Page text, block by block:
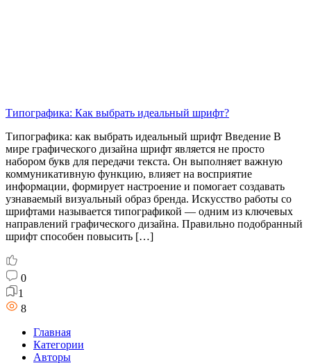
Типографика: Как выбрать идеальный шрифт?
Типографика: как выбрать идеальный шрифт Введение В
мире графического дизайна шрифт является не просто
набором букв для передачи текста. Он выполняет важную
коммуникативную функцию, влияет на восприятие
информации, формирует настроение и помогает создавать
узнаваемый визуальный образ бренда. Искусство работы со
шрифтами называется типографикой — одним из ключевых
направлений графического дизайна. Правильно подобранный
шрифт способен повысить […]
0
1
8
Главная
Категории
Авторы